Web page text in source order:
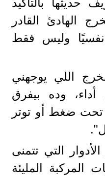
الهادئ القادر
وليس فقط
اللي يوجهني
وده بيفرق
تحت ضغط أو توتر
التي تتمنى
المركبة المليئة